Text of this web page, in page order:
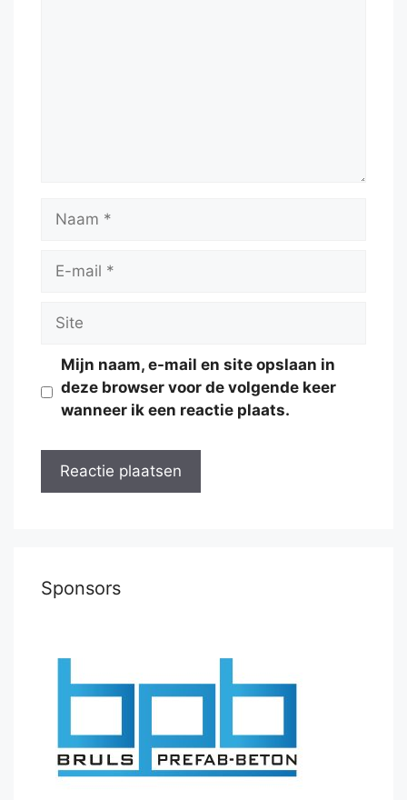
Naam
Site
Mijn naam, e-mail en site opslaan in
deze browser voor de volgende keer
wanneer ik een reactie plaats.
Sponsors